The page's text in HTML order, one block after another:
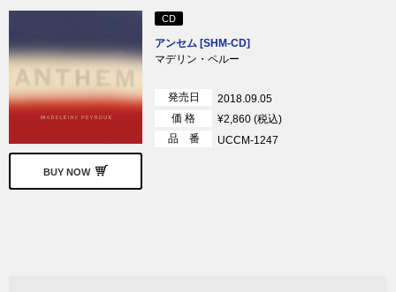
BUY NOW
CD
アンセム [SHM-CD]
マデリン・ペルー
発売日
2018.09.05
価 格
¥2,860 (税込)
品 番
UCCM-1247